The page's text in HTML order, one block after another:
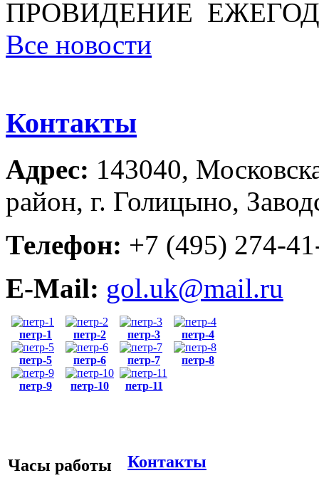
ПРОВИДЕНИЕ
Все новости
Контакты
Адрес: 143040,
район, г. Голицыно,
Телефон: +7 (495) 274-
E-Mail: gol.uk@mail.ru
петр-1 петр-2 петр-3 петр-4
петр-5 петр-6 петр-7 петр-8
петр-9 петр-10 петр-11
Часы работы Контакты